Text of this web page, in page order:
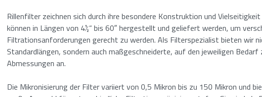
Rillenfilter zeichnen sich durch ihre besondere Konstruktion und
können in Längen von 4½“ bis 60″ hergestellt und geliefert werden, um
Filtrationsanforderungen gerecht zu werden. Als Filterspezialist bieten wir
Standardlängen, sondern auch maßgeschneiderte, auf den jeweiligen
Abmessungen an.
Die Mikronisierung der Filter variiert von 0,5 Mikron bis zu 150 Mikron und